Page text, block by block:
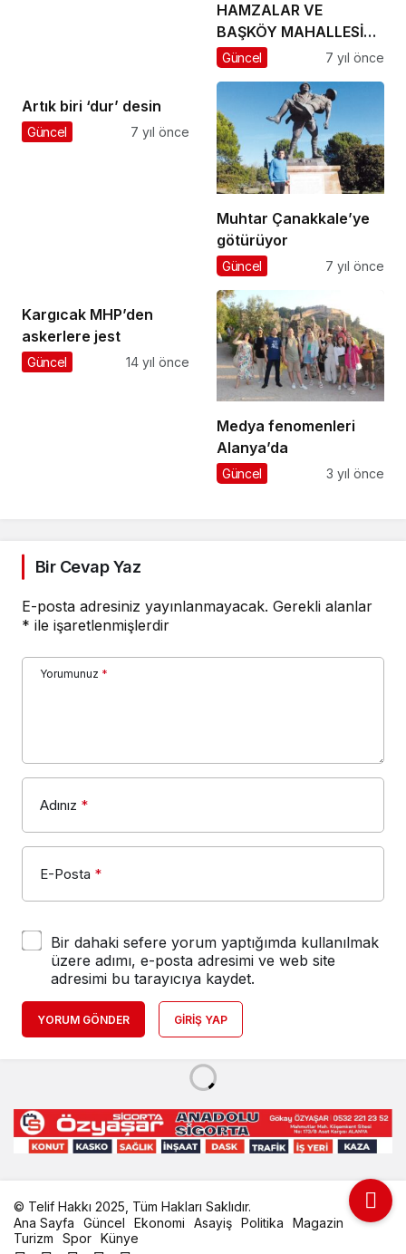
HAMZALAR VE
BAŞKÖY MAHALLESİNE
ÇOCUK PARKI HİZMETE
Güncel 7 yıl önce
Artık biri ‘dur’ desin
Güncel 7 yıl önce
Muhtar Çanakkale’ye
götürüyor
Güncel 7 yıl önce
Kargıcak MHP’den
askerlere jest
Güncel 14 yıl önce
Medya fenomenleri
Alanya’da
Güncel 3 yıl önce
Bir Cevap Yaz
E-posta adresiniz yayınlanmayacak. Gerekli alanlar
* ile işaretlenmişlerdir
Yorumunuz *
Adınız *
E-Posta *
Bir dahaki sefere yorum yaptığımda kullanılmak
üzere adımı, e-posta adresimi ve web site
adresimi bu tarayıcıya kaydet.
YORUM GÖNDER GIRIŞ YAP
© Telif Hakkı 2025, Tüm Hakları Saklıdır.
Ana Sayfa
Güncel Ekonomi Asayiş Politika
Magazin
Turizm
Spor Künye